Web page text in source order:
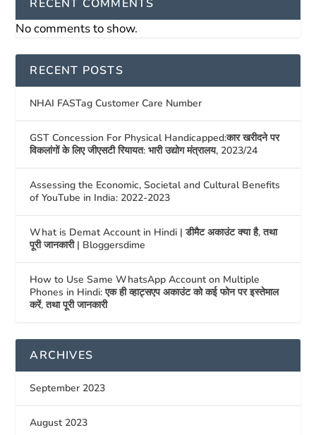
RECENT COMMENTS
No comments to show.
RECENT POSTS
NHAI FASTag Customer Care Number
GST Concession For Physical Handicapped:कार खरीदने पर
विकलांगों के लिए जीएसटी रियायत: भारी उद्योग मंत्रालय, 2023/24
Assessing the Economic, Societal and Cultural Benefits
of YouTube in India: 2022-2023
What is Demat Account in Hindi | डीमैट अकाउंट क्या है, तथा
पूरी जानकारी | Bloggersdime
How to Use Same WhatsApp Account on Multiple
Phones in Hindi: एक ही व्हाट्सएप अकाउंट को कई फोन पर इस्तेमाल
करें, तथा पूरी जानकारी
ARCHIVES
September 2023
August 2023